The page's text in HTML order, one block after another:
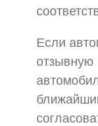
Если
отзывную